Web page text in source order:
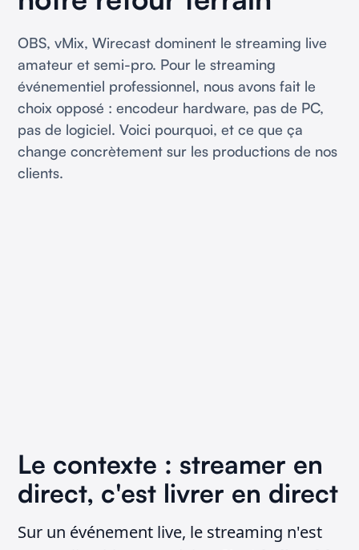
OBS, vMix, Wirecast dominent le streaming live
amateur et semi-pro. Pour le streaming
événementiel professionnel, nous avons fait le
choix opposé : encodeur hardware, pas de PC,
pas de logiciel. Voici pourquoi, et ce que ça
change concrètement sur les productions de nos
clients.
Le contexte : streamer en
direct, c'est livrer en direct
Sur un événement live, le streaming n'est